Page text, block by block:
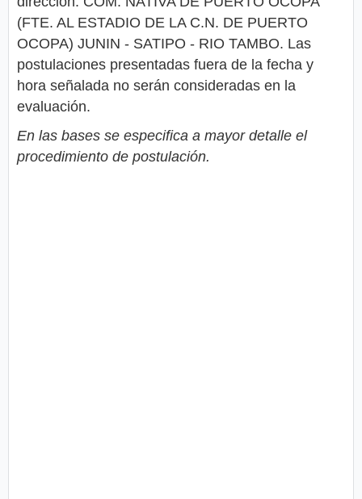
(FTE. AL ESTADIO DE LA C.N. DE PUERTO
OCOPA) JUNIN - SATIPO - RIO TAMBO. Las
postulaciones presentadas fuera de la fecha y
hora señalada no serán consideradas en la
evaluación.
En las bases se especifica a mayor detalle el
procedimiento de postulación.